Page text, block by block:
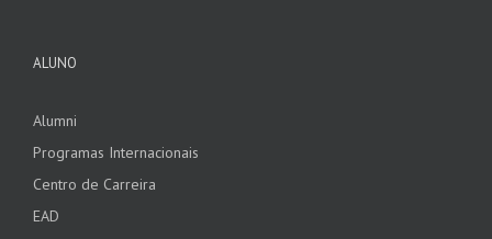
ALUNO
Alumni
Programas Internacionais
Centro de Carreira
EAD